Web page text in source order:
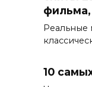
фильма,
Реальные
10